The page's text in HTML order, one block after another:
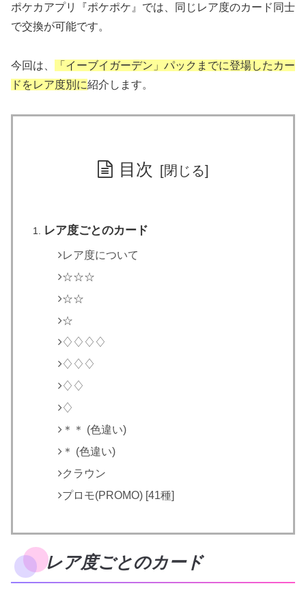
ポケカアプリ『ポケポケ』では、同じレア度のカード同士
で交換が可能です。
今回は、
「イーブイガーデン」パックまでに登場したカー
ドをレア度別に紹介します。
目次
レア度ごとのカード
レア度について
☆☆☆
☆☆
☆
♢♢♢♢
♢♢♢
♢♢
♢
＊＊ (色違い)
＊ (色違い)
クラウン
プロモ(PROMO) [41種]
レア度ごとのカード